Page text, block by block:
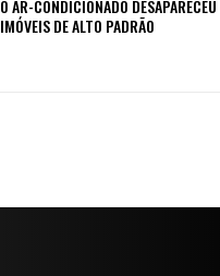
O AR-CONDICIONADO
IMÓVEIS DE ALTO PADRÃO